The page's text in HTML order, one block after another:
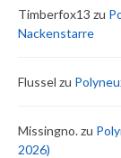
Timberfox13 zu
Nackenstarre
Flussel zu
Missingno.zu
2026)